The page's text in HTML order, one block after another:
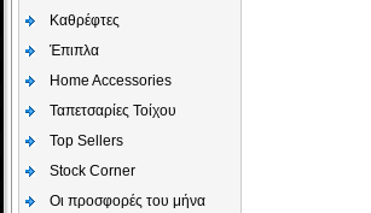
Καθρέφτες
Έπιπλα
Home Accessories
Ταπετσαρίες Τοίχου
Top Sellers
Stock Corner
Οι προσφορές του μήνα